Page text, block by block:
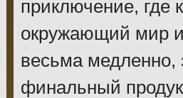
приключение, где
окружающий мир и
весьма медленно,
финальный